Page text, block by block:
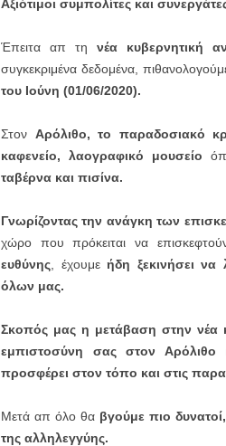
Αξιότιμοι συμπολίτες και
Έπειτα απ τηνέα κυβερνητική
συγκεκριμένα δεδομένα,
του Ιούνη (01/06/2020).
Στον Αρόλιθο, το παραδοσιακό
καφενείο, λαογραφικό μουσείο
ταβέρνα και πισίνα.
Γνωρίζοντας την ανάγκη των
χώρο που πρόκειται να
ευθύνης , έχουμεήδη ξεκινήσει
όλων μας.
Σκοπός μας η μετάβαση στην νέα
εμπιστοσύνη σας στον
προσφέρει στον τόπο και στις
Μετά απ όλο θα βγούμε πιο
της αλληλεγγύης.